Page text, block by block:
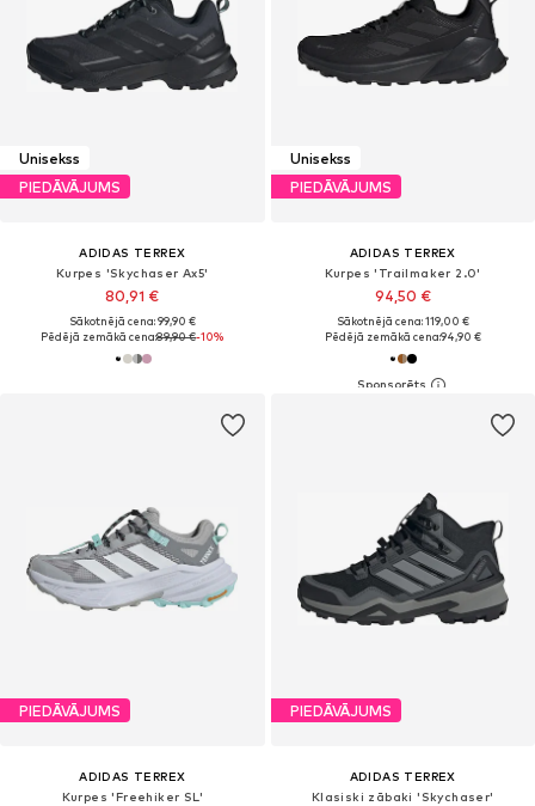
Unisekss
PIEDĀVĀJUMS
ADIDAS TERREX
Kurpes 'Skychaser Ax5'
80,91 €
Sākotnējā cena: 99,90 €
Pēdējā zemākā cena:89,90 €-10%
Unisekss
PIEDĀVĀJUMS
ADIDAS TERREX
Kurpes 'Trailmaker 2.0'
94,50 €
Sākotnējā cena: 119,00 €
Pēdējā zemākā cena:94,90 €
PIEDĀVĀJUMS
ADIDAS TERREX
Kurpes 'Freehiker SL'
PIEDĀVĀJUMS
ADIDAS TERREX
Klasiski zābaki 'Skychaser'